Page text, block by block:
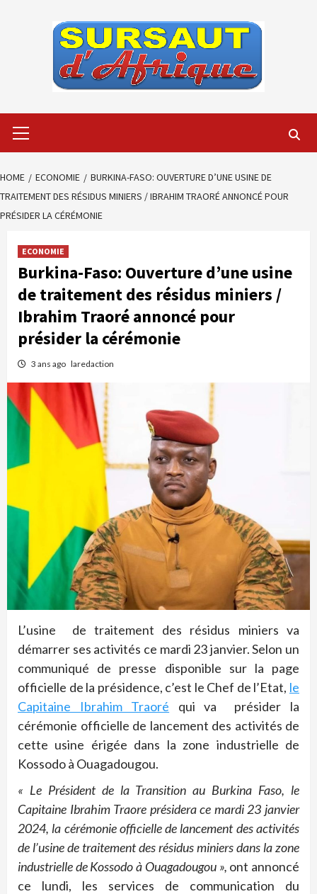
Menu
HOME ECONOMIE
BURKINA-FASO: OUVERTURE D’UNE USINE DE
TRAITEMENT DES RÉSIDUS MINIERS / IBRAHIM TRAORÉ ANNONCÉ POUR
PRÉSIDER LA CÉRÉMONIE
ECONOMIE
Burkina-Faso: Ouverture d’une usine
de traitement des résidus miniers /
Ibrahim Traoré annoncé pour
présider la cérémonie
3 ans ago laredaction
L’usine de traitement des résidus miniers va
démarrer ses activités ce mardi 23 janvier. Selon un
communiqué de presse disponible sur la page
officielle de la présidence, c’est le Chef de l’Etat, le
Capitaine Ibrahim Traoré qui va présider la
cérémonie officielle de lancement des activités de
cette usine érigée dans la zone industrielle de
Kossodoà Ouagadougou.
« Le Président de la Transition au Burkina Faso, le
Capitaine Ibrahim Traore présidera ce mardi 23 janvier
2024, la cérémonie officielle de lancement des activités
de l’usine de traitement des résidus miniers dans la zone
industrielle de Kossodo à Ouagadougou », ont annoncé
ce lundi, les services de communication du